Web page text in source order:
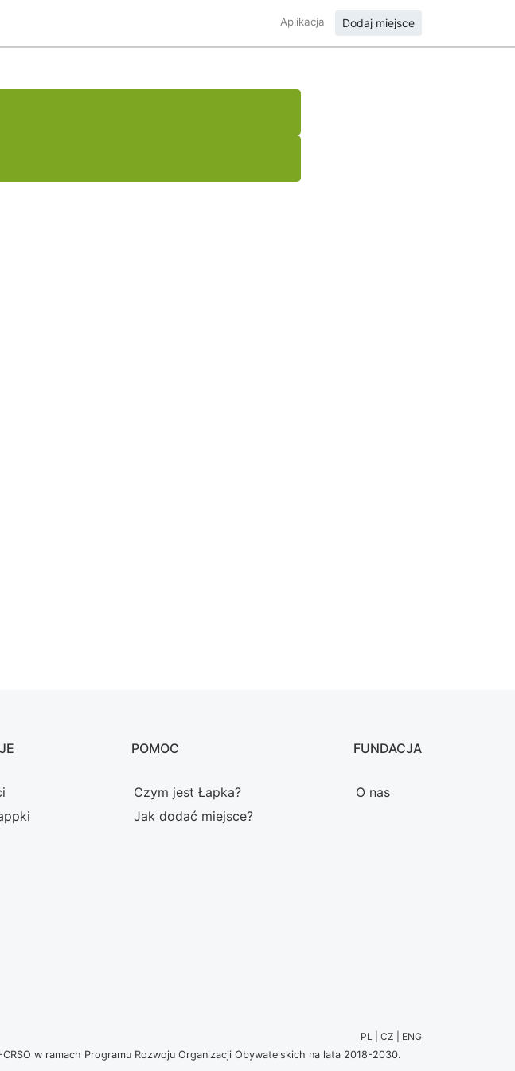
Aplikacja Dodaj miejsce
POMOC
Czym jest Łapka?
Jak dodać miejsce?
FUNDACJA
O nas
PL | CZ | ENG
w ramach Programu Rozwoju Organizacji Obywatelskich na lata 2018-2030.